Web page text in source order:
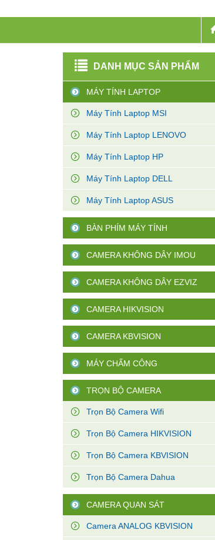
DANH MỤC SẢN PHẨM
MÁY TÍNH LAPTOP
Máy Tính Laptop MSI
Máy Tính Laptop LENOVO
Máy Tính Laptop HP
Máy Tính Laptop DELL
Máy Tính Laptop ASUS
BÀN PHÍM MÁY TÍNH
CAMERA KHÔNG DÂY IMOU
CAMERA KHÔNG DÂY EZVIZ
CAMERA HIKVISION
CAMERA KBVISION
MÁY CHẤM CÔNG
TRỌN BỘ CAMERA
Trọn Bộ Camera Wifi
Trọn Bộ Camera HIKVISION
Trọn Bộ Camera KBVISION
Trọn Bộ Camera Dahua
CAMERA QUAN SÁT
Camera ANALOG KBVISION